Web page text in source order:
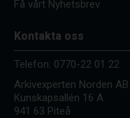
Få vårt Nyhetsbrev
Kontakta oss
Telefon: 0770-22 01 22
Arkivexperten Norden AB
Kunskapsallén 16 A
941 63 Piteå